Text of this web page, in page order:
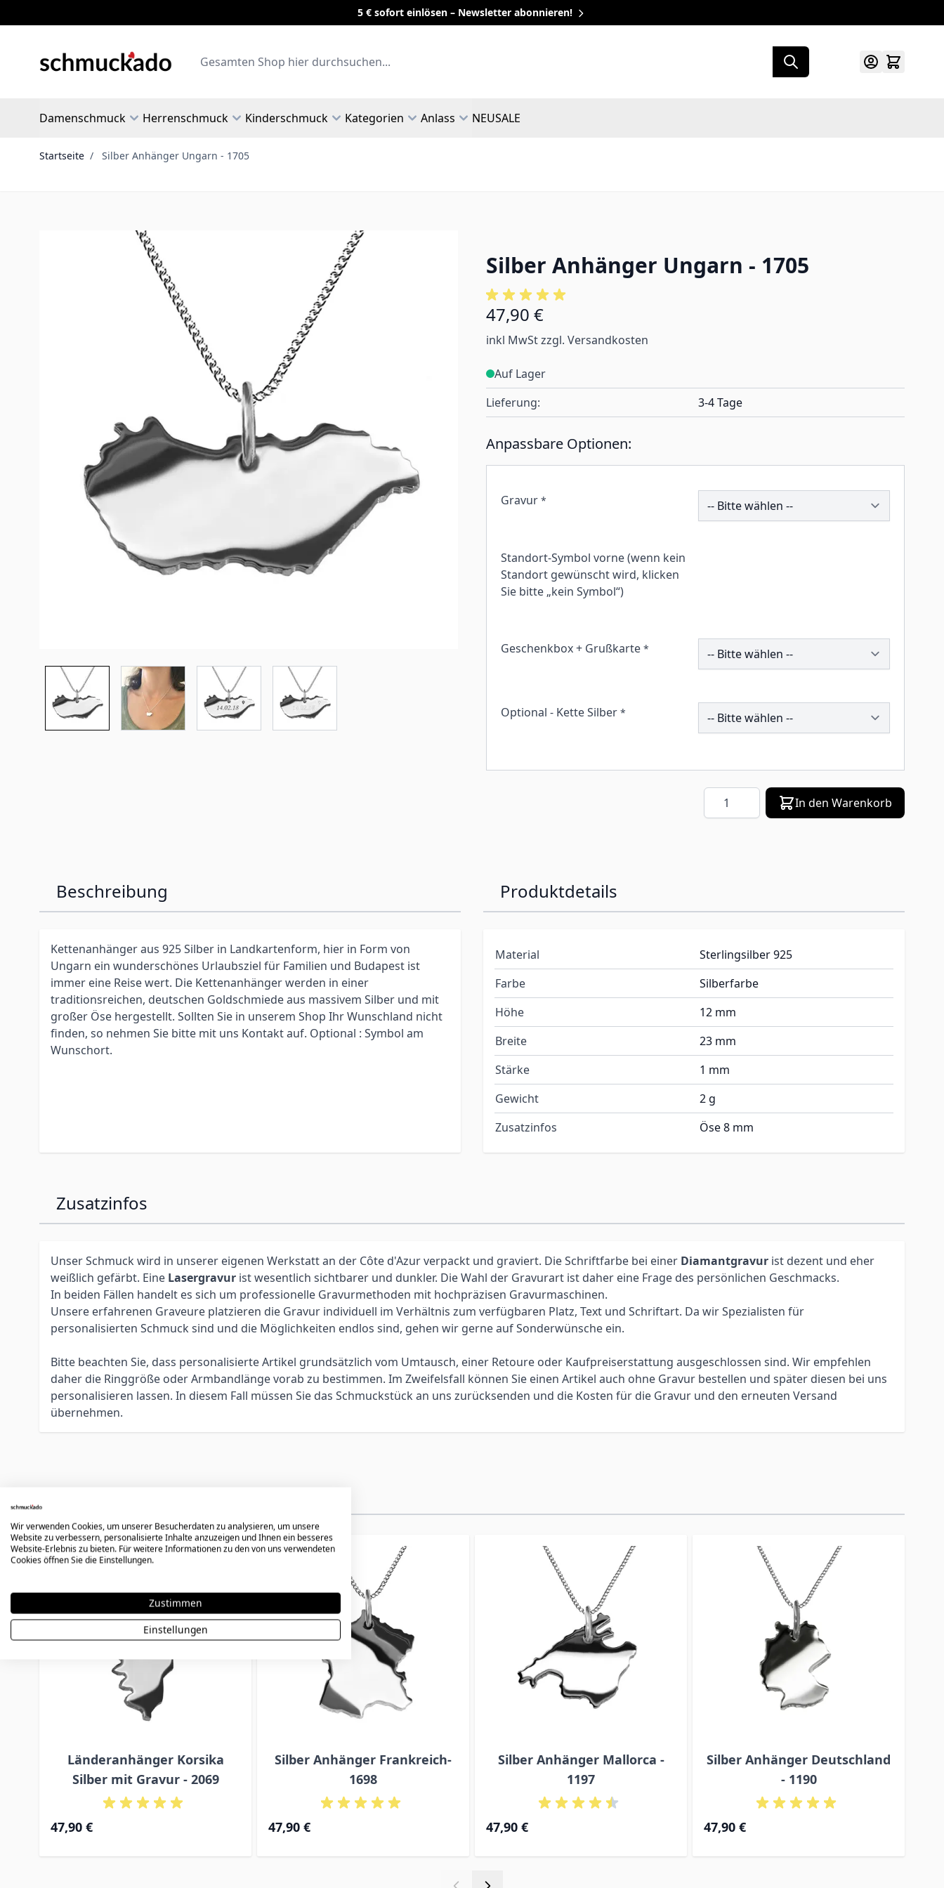
5 € sofort einlösen – Newsletter abonnieren!
Search
Damenschmuck Herrenschmuck Kinderschmuck Kategorien Anlass NEUSALE
Startseite / Silber Anhänger Ungarn - 1705
Silber Anhänger Ungarn - 1705
47,90 €
inkl MwSt zzgl. Versandkosten
Auf Lager
Lieferung:
3-4 Tage
Anpassbare Optionen:
Gravur * 246811
Standort-Symbol vorne (wenn kein
Standort gewünscht wird, klicken
Sie bitte „kein Symbol“)
Geschenkbox + Grußkarte * 259179
Optional - Kette Silber * 196342
Menge In den Warenkorb
Beschreibung
Kettenanhänger aus 925 Silber in Landkartenform, hier in Form von
Ungarn ein wunderschönes Urlaubsziel für Familien und Budapest ist
immer eine Reise wert. Die Kettenanhänger werden in einer
traditionsreichen, deutschen Goldschmiede aus massivem Silber und mit
großer Öse hergestellt. Sollten Sie in unserem Shop Ihr Wunschland nicht
finden, so nehmen Sie bitte mit uns Kontakt auf. Optional : Symbol am
Wunschort.
Produktdetails
Material
Sterlingsilber 925
Farbe
Silberfarbe
Höhe
12 mm
Breite
23 mm
Stärke
1 mm
Gewicht
2 g
Zusatzinfos
Öse 8 mm
Zusatzinfos
Unser Schmuck wird in unserer eigenen Werkstatt an der Côte d'Azur verpackt und graviert. Die Schriftfarbe bei einer Diamantgravur ist dezent und eher
weißlich gefärbt. Eine Lasergravur ist wesentlich sichtbarer und dunkler. Die Wahl der Gravurart ist daher eine Frage des persönlichen Geschmacks.
In beiden Fällen handelt es sich um professionelle Gravurmethoden mit hochpräzisen Gravurmaschinen.
Unsere erfahrenen Graveure platzieren die Gravur individuell im Verhältnis zum verfügbaren Platz, Text und Schriftart. Da wir Spezialisten für
personalisierten Schmuck sind und die Möglichkeiten endlos sind, gehen wir gerne auf Sonderwünsche ein.
Bitte beachten Sie, dass personalisierte Artikel grundsätzlich vom Umtausch, einer Retoure oder Kaufpreiserstattung ausgeschlossen sind. Wir empfehlen
daher die Ringgröße oder Armbandlänge vorab zu bestimmen. Im Zweifelsfall können Sie einen Artikel auch ohne Gravur bestellen und später diesen bei uns
personalisieren lassen. In diesem Fall müssen Sie das Schmuckstück an uns zurücksenden und die Kosten für die Gravur und den erneuten Versand
übernehmen.
Press to skip carousel
Länderanhänger Korsika
Silber mit Gravur - 2069
47,90 €
Silber Anhänger Frankreich-
1698
47,90 €
Silber Anhänger Mallorca -
1197
47,90 €
Silber Anhänger Deutschland
- 1190
47,90 €
Wir verwenden Cookies, um unserer Besucherdaten zu analysieren, um unsere
Website zu verbessern, personalisierte Inhalte anzuzeigen und Ihnen ein besseres
Website-Erlebnis zu bieten. Für weitere Informationen zu den von uns verwendeten
Cookies öffnen Sie die Einstellungen.
Zustimmen
Einstellungen